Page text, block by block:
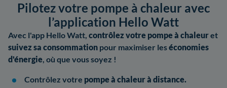
Pilotez votre pompe à chaleur avec
l’application Hello Watt
Avec l'app Hello Watt, contrôlez votre pompe à chaleuret
suivez sa consommation pour maximiser leséconomies
d'énergie, où que vous soyez !
Contrôlez votre pompe à chaleur à distance.